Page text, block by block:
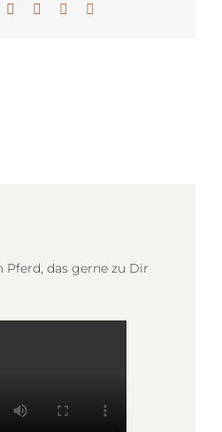
LinkedInWhatsApp
Pinterest
das gerne zu Dir